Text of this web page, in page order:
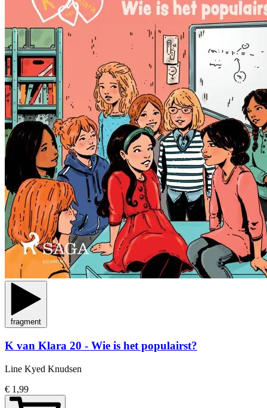
fragment
K van Klara 20 - Wie is het populairst?
Line Kyed Knudsen
€ 1,99